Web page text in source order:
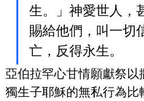
生。」神愛世人，
賜給他們，叫一切
亡，反得永生。
亞伯拉罕心甘情願獻祭
獨生子耶穌的無私行為